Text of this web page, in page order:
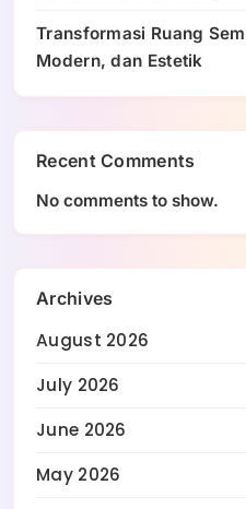
Transformasi Ruang
Modern, dan Estetik
Recent Comments
No comments to show.
Archives
August 2026
July 2026
June 2026
May 2026